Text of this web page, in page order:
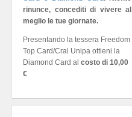
rinunce, concediti di vivere al
meglio le tue giornate.
Presentando la tessera Freedom
Top Card/Cral Unipa ottieni la
Diamond Card al costo di 10,00
€